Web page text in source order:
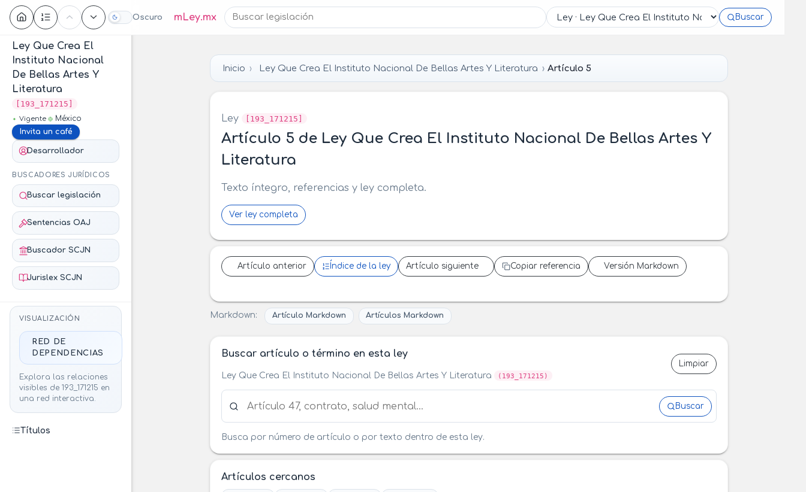
Oscuro mLey.mx Buscar
Contenido
Ley Que Crea El
Instituto Nacional
De Bellas Artes Y
Literatura
[193_171215]
Vigente
México
Invita un café
Desarrollador
BUSCADORES JURÍDICOS
Buscar legislación
Sentencias OAJ
Buscador SCJN
Jurislex SCJN
VISUALIZACIÓN
RED DE
DEPENDENCIAS
Explora las relaciones
visibles de 193_171215 en
una red interactiva.
Títulos
Inicio Ley Que Crea El Instituto Nacional De Bellas Artes Y Literatura Artículo 5
Ley [193_171215]
Artículo 5 de Ley Que Crea El Instituto Nacional De Bellas Artes Y
Literatura
Texto íntegro, referencias y ley completa.
Ver ley completa
Artículo anterior Índice de la ley Artículo siguiente Copiar referencia Versión Markdown
Markdown: Artículo Markdown Artículos Markdown
Buscar artículo o término en esta ley
Ley Que Crea El Instituto Nacional De Bellas Artes Y Literatura (193_171215)
Limpiar
Buscar
Busca por número de artículo o por texto dentro de esta ley.
Artículos cercanos